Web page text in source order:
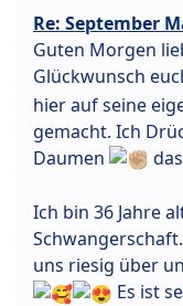
Re: September
Guten Morgen
Glückwunsch
hier auf seine
gemacht. Ich
Daumen
Ich bin 36 Jahre
uns riesig über
Es ist